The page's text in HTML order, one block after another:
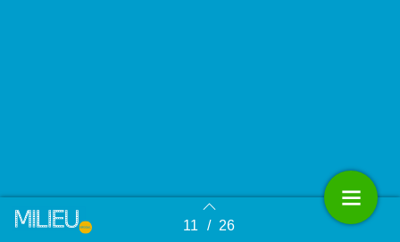
Terug naar overzicht 11 / 26